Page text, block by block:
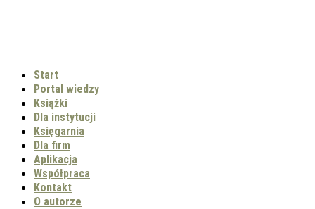
Start
Portal wiedzy
Książki
Dla instytucji
Księgarnia
Dla firm
Aplikacja
Współpraca
Kontakt
O autorze